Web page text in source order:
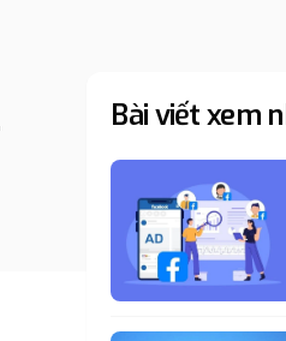
Bài viết xem